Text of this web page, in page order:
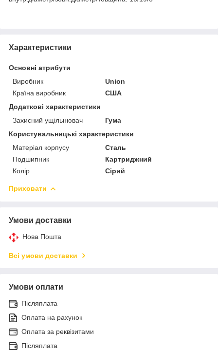
Характеристики
Основні атрибути
Виробник
Union
Країна виробник
США
Додаткові характеристики
Захисний ущільнювач
Гума
Користувальницькі характеристики
Матеріал корпусу
Сталь
Подшипник
Картриджний
Колір
Сірий
Приховати
Умови доставки
Нова Пошта
Всі умови доставки
Умови оплати
Післяплата
Оплата на рахунок
Оплата за реквізитами
Післяплата